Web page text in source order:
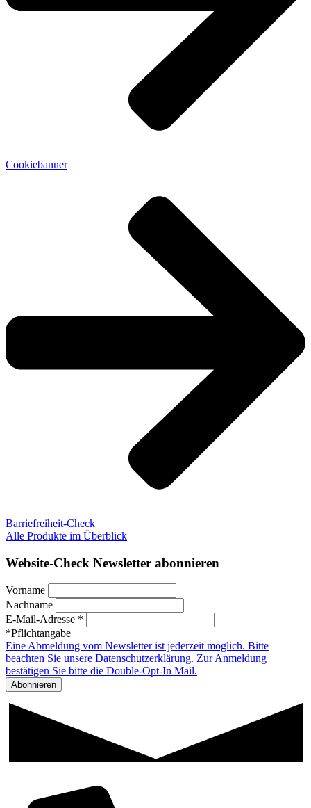
Cookiebanner
Barriefreiheit-Check
Alle Produkte im Überblick
Website-Check Newsletter abonnieren
Vorname
Nachname
E-Mail-Adresse *
*Pflichtangabe
Eine Abmeldung vom Newsletter ist jederzeit möglich. Bitte
beachten Sie unsere Datenschutzerklärung. Zur Anmeldung
bestätigen Sie bitte die Double-Opt-In Mail.